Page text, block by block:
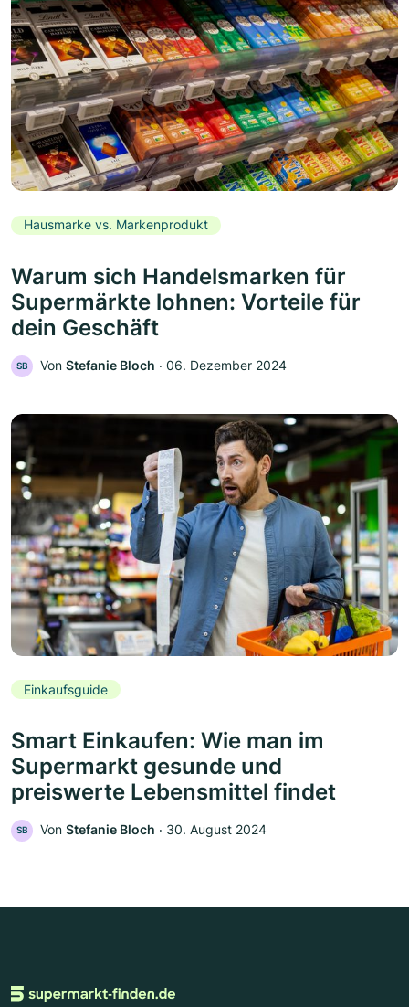
Hausmarke vs. Markenprodukt
Warum sich Handelsmarken für
Supermärkte lohnen: Vorteile für
dein Geschäft
SB Von Stefanie Bloch ‧ 06. Dezember 2024
Einkaufsguide
Smart Einkaufen: Wie man im
Supermarkt gesunde und
preiswerte Lebensmittel findet
SB Von Stefanie Bloch ‧ 30. August 2024